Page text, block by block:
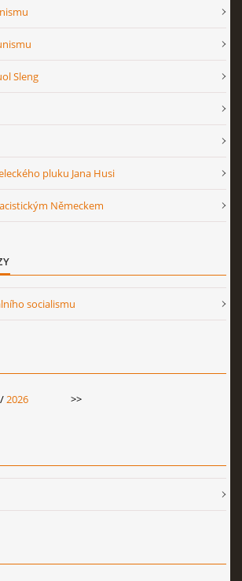
Sleng
pluku Jana Husi
Německem
socialismu
2026 >>